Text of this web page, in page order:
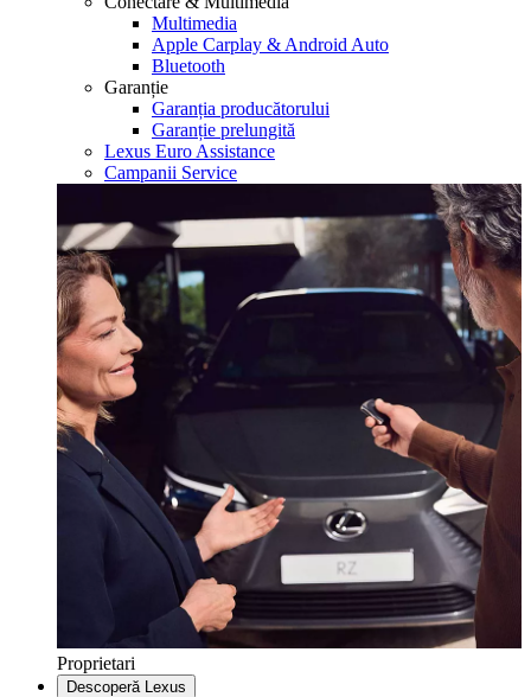
Multimedia
Apple Carplay & Android Auto
Bluetooth
Garanție
Garanția producătorului
Garanție prelungită
Lexus Euro Assistance
Campanii Service
Proprietari
Descoperă Lexus